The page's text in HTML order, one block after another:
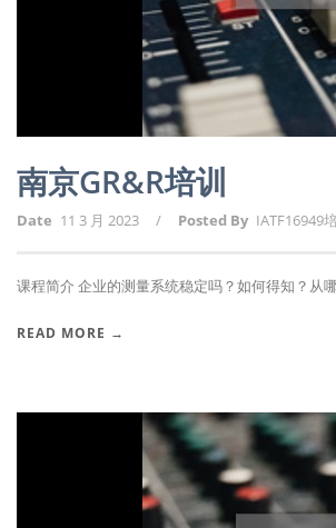
南京GR&R培训
Date 11 3 月 2023 / Posted By IATF16949
课程简介 企业的测量系统稳定吗？如何得知？从
READ MORE →